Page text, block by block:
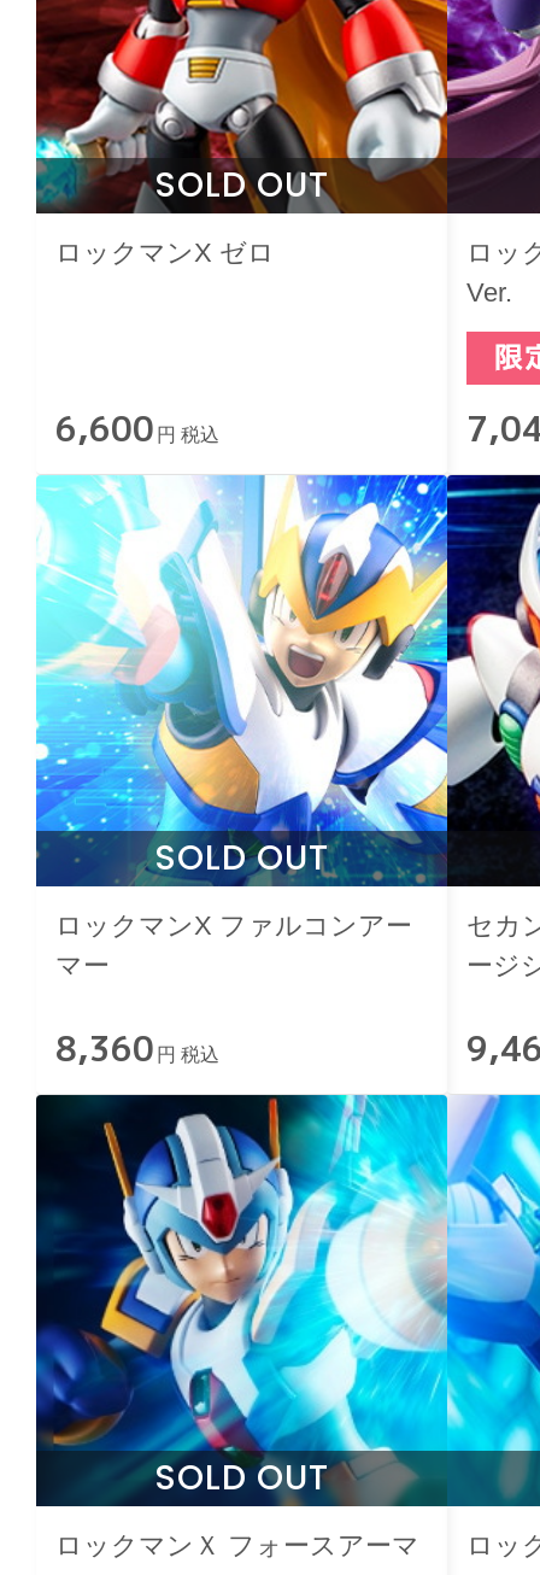
SOLD OUT
ロックマンX ゼロ
6,600 円 税込
ロッ
Ver.
SOLD OUT
ロックマンX ファルコンアー
マー
8,360 円 税込
セカ
ージ
SOLD OUT
ロックマンＸ フォースアーマ
ロッ